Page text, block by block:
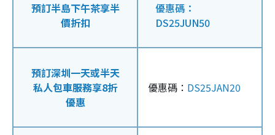
預訂半島下午茶享半
價折扣
優惠碼：
DS25JUN50
預訂深圳一天或半天
私人包車服務享8折
優惠
優惠碼： DS25JAN20